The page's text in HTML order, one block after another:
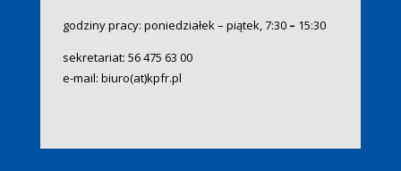
godziny pracy: poniedziałek – piątek, 7:30– 15:30
sekretariat: 56 475 63 00
e-mail: biuro(at)kpfr.pl